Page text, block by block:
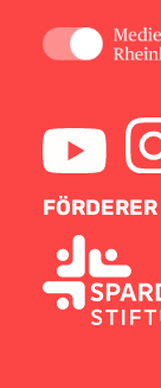
FÖRDERER